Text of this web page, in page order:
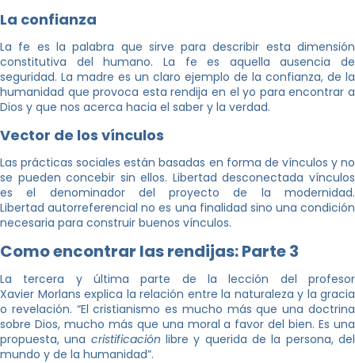
La confianza
La fe es la palabra que sirve para describir esta dimensión
constitutiva del humano. La fe es aquella ausencia de
seguridad. La madre es un claro ejemplo de la confianza, de la
humanidad que provoca esta rendija en el yo para encontrar a
Dios y que nos acerca hacia el saber y la verdad.
Vector de los vínculos
Las prácticas sociales están basadas en forma de vínculos y no
se pueden concebir sin ellos. Libertad desconectada vínculos
es el denominador del proyecto de la modernidad.
Libertad autorreferencial no es una finalidad sino una condición
necesaria para construir buenos vínculos.
Como encontrar las rendijas: Parte 3
La tercera y última parte de la lección del profesor
Xavier Morlans explica la relación entre la naturaleza y la gracia
o revelación. “El cristianismo es mucho más que una doctrina
sobre Dios, mucho más que una moral a favor del bien. Es una
propuesta, una cristificación libre y querida de la persona, del
mundo y de la humanidad”.